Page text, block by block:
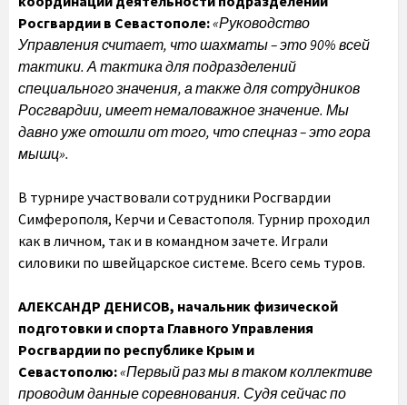
Росгвардии в Севастополе:«Руководство
Управления считает, что шахматы – это 90% всей
тактики. А тактика для подразделений
специального значения, а также для сотрудников
Росгвардии, имеет немаловажное значение. Мы
давно уже отошли от того, что спецназ – это гора
мышц».
В турнире участвовали сотрудники Росгвардии
Симферополя, Керчи и Севастополя. Турнир проходил
как в личном, так и в командном зачете. Играли
силовики по швейцарское системе. Всего семь туров.
АЛЕКСАНДР ДЕНИСОВ, начальник физической
подготовки и спорта Главного Управления
Росгвардии по республике Крым и
Севастополю:«Первый раз мы в таком коллективе
проводим данные соревнования. Судя сейчас по